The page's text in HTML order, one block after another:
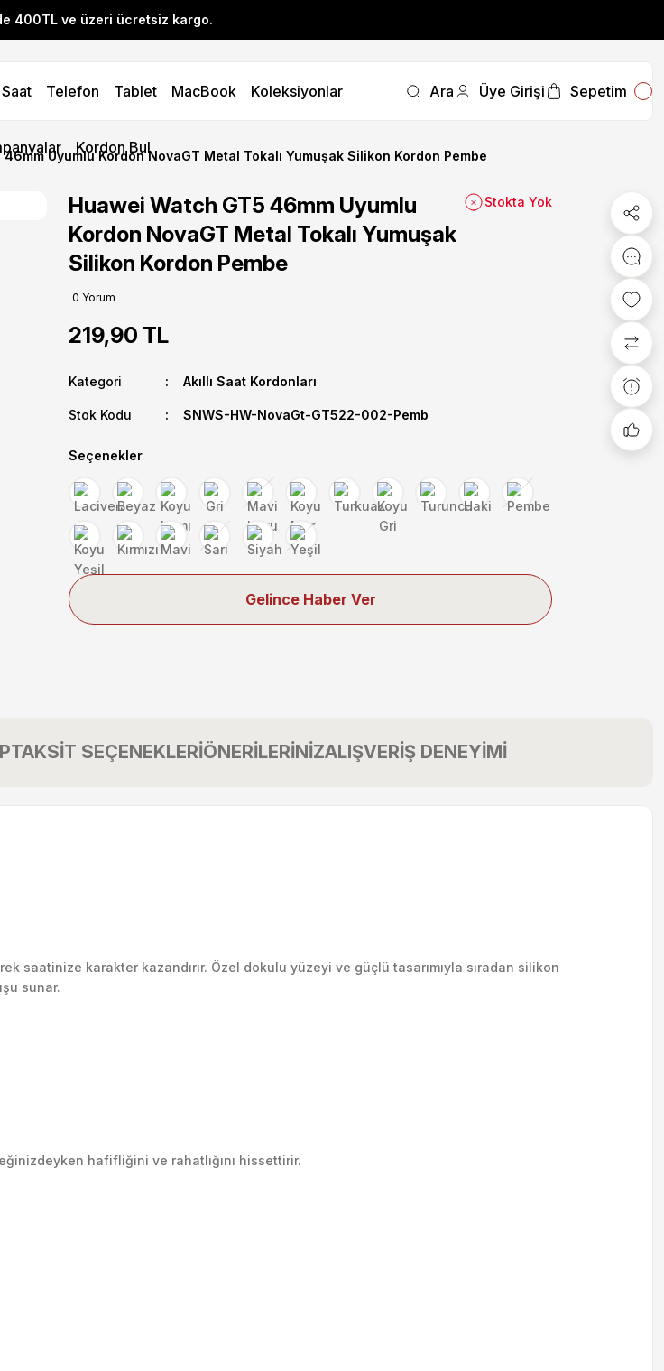
400TL ve üzeri ücretsiz kargo.
üzeri alışverişlerinizde %10 indirim fırsatını kaçırmayın.
400TL ve üzeri ücretsiz kargo.
üzeri alışverişlerinizde %10 indirim fırsatını kaçırmayın.
Saat Telefon Tablet MacBook Koleksiyonlar
Kordon Bul
Ara Üye Girişi Sepetim
Uyumlu Kordon NovaGT Metal Tokalı Yumuşak Silikon Kordon Pembe
Huawei Watch GT5 46mm Uyumlu
Kordon NovaGT Metal Tokalı Yumuşak
Silikon Kordon Pembe
0 Yorum
Stokta Yok
219,90 TL
Kategori Akıllı Saat Kordonları
Stok Kodu SNWS-HW-NovaGt-GT522-002-Pemb
Seçenekler
Gelince Haber Ver
TAKSİT SEÇENEKLERİÖNERİLERİNİZALIŞVERİŞ DENEYİMİ
saatinize karakter kazandırır. Özel dokulu yüzeyi ve güçlü tasarımıyla sıradan silikon
sunar.
hafifliğini ve rahatlığını hissettirir.